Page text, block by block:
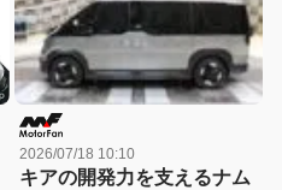
2026/07/18 10:10
キアの開発力を支えるナム